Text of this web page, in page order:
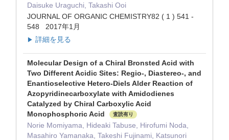
Daisuke Uraguchi, Takashi Ooi
JOURNAL OF ORGANIC CHEMISTRY82 ( 1 ) 541 -
548 2017年1月
▶ 詳細を見る
Molecular Design of a Chiral Bronsted Acid with
Two Different Acidic Sites: Regio-, Diastereo-, and
Enantioselective Hetero-Diels Alder Reaction of
Azopyridinecarboxylate with Amidodienes
Catalyzed by Chiral Carboxylic Acid
Monophosphoric Acid
査読有り
Norie Momiyama, Hideaki Tabuse, Hirofumi Noda,
Masahiro Yamanaka, Takeshi Fujinami, Katsunori